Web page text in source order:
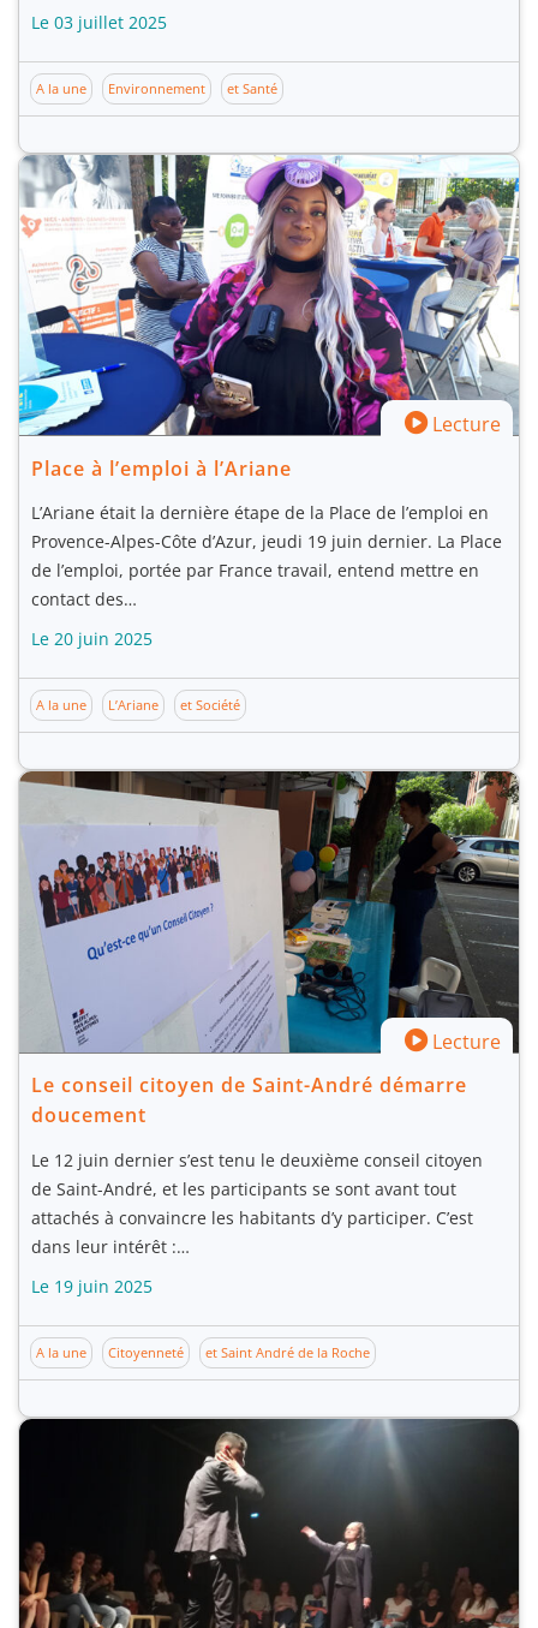
Le 03 juillet 2025
A la une Environnement et Santé
Lecture
Place à l’emploi à l’Ariane
L’Ariane était la dernière étape de la Place de l’emploi en
Provence-Alpes-Côte d’Azur, jeudi 19 juin dernier. La Place
de l’emploi, portée par France travail, entend mettre en
contact des…
Le 20 juin 2025
A la une L’Ariane et Société
Lecture
Le conseil citoyen de Saint-André démarre
doucement
Le 12 juin dernier s’est tenu le deuxième conseil citoyen
de Saint-André, et les participants se sont avant tout
attachés à convaincre les habitants d’y participer. C’est
dans leur intérêt :…
Le 19 juin 2025
A la une Citoyenneté et Saint André de la Roche